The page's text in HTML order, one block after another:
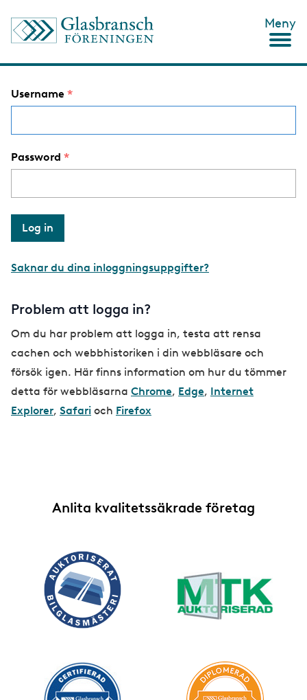
Meny
Username
Password
Saknar du dina inloggningsuppgifter?
Problem att logga in?
Om du har problem att logga in, testa att rensa
cachen och webbhistoriken i din webbläsare och
försök igen. Här finns information om hur du tömmer
detta för webbläsarna Chrome, Edge, Internet
Explorer, Safari och Firefox
Anlita kvalitetssäkrade företag